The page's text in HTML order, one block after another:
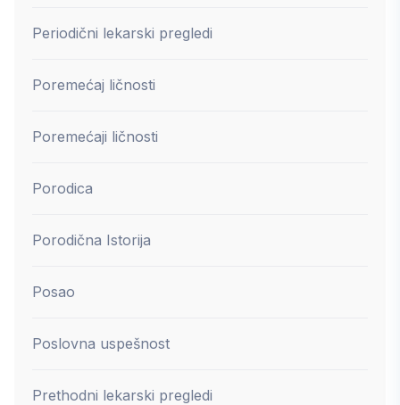
Periodični lekarski pregledi
Poremećaj ličnosti
Poremećaji ličnosti
Porodica
Porodična Istorija
Posao
Poslovna uspešnost
Prethodni lekarski pregledi